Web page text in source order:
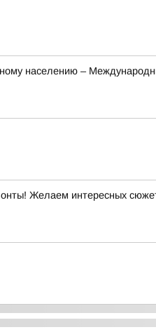
населению –
Желаем интересных